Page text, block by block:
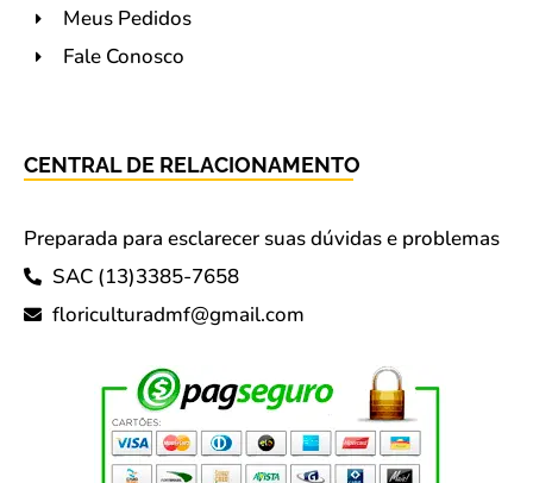
Meus Pedidos
Fale Conosco
CENTRAL DE RELACIONAMENTO
Preparada para esclarecer suas dúvidas e problemas
SAC (13)3385-7658
floriculturadmf@gmail.com